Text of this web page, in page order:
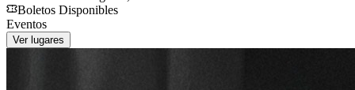
Boletos Disponibles
Eventos
Ver lugares